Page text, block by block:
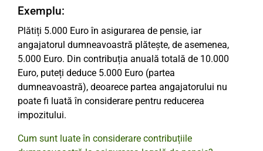
Exemplu:
Plătiți 5.000 Euro în asigurarea de pensie, iar
angajatorul dumneavoastră plătește, de asemenea,
5.000 Euro. Din contribuția anuală totală de 10.000
Euro, puteți deduce 5.000 Euro (partea
dumneavoastră), deoarece partea angajatorului nu
poate fi luată în considerare pentru reducerea
impozitului.
Cum sunt luate în considerare contribuțiile